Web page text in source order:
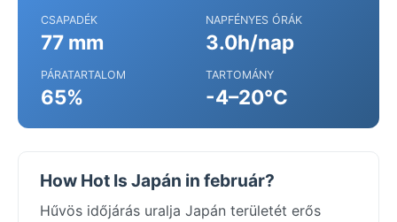
CSAPADÉK
77 mm
NAPFÉNYES ÓRÁK
3.0h/nap
PÁRATARTALOM
65%
TARTOMÁNY
-4–20°C
How Hot Is Japán in február?
Hűvös időjárás uralja Japán területét erős